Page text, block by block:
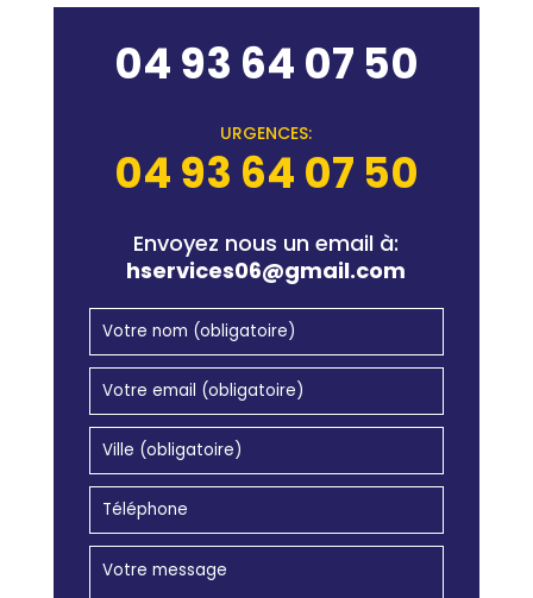
04 93 64 07 50
URGENCES:
04 93 64 07 50
Envoyez nous un email à:
hservices06@gmail.com